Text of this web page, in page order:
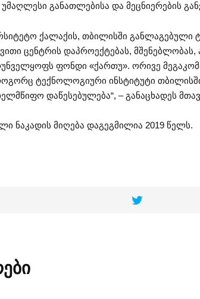
უმაღლესი განათლებისა და მეცნიერების
ქალაქის, თბილისში განლაგებული
ცენტრის დაპროექტებას, მშენებლობას,
ფონდი «ქართუ». ორივე
ტექნოლოგიური ინსტიტუტი
დაწესებულება“, – განაცხადეს
ნაკადის მიღება დაგეგმილია 2019 წელს.